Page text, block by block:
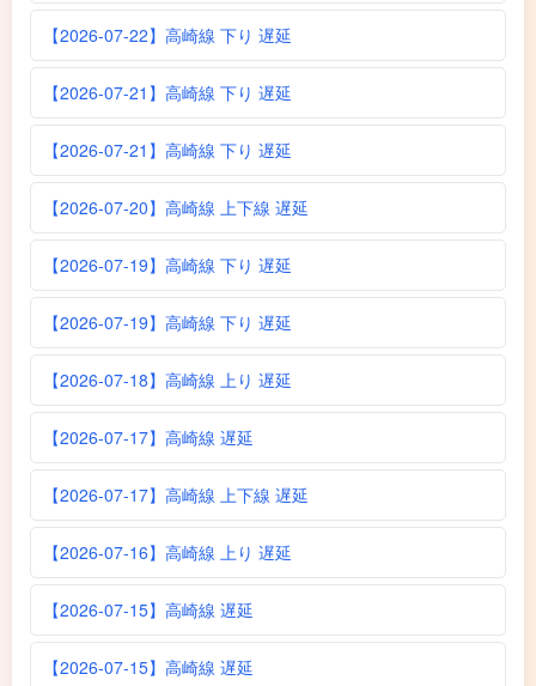
【2026-07-22】高崎線 下り 遅延
【2026-07-21】高崎線 下り 遅延
【2026-07-21】高崎線 下り 遅延
【2026-07-20】高崎線 上下線 遅延
【2026-07-19】高崎線 下り 遅延
【2026-07-19】高崎線 下り 遅延
【2026-07-18】高崎線 上り 遅延
【2026-07-17】高崎線 遅延
【2026-07-17】高崎線 上下線 遅延
【2026-07-16】高崎線 上り 遅延
【2026-07-15】高崎線 遅延
【2026-07-15】高崎線 遅延